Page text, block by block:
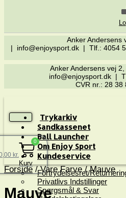
Anker Andersens
| info@enjoysport.dk | Tlf.: 4054
Anker Andersens vej
info@enjoysport.dk |
CVR nr.: 28 38
Trykarkiv
Sandkassenet
Ball Launcher
Om Enjoy Sport
Kundeservice
Fortrydelsesret/
Privatlivs Indstillinger
Spørgsmål & Svar
kr.
0
Kurv
Forside/ Vare Farve / Mauve
Mauve